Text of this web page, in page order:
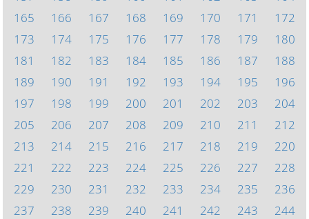
165
166 167 168 169 170 171
172
173
174 175 176 177 178 179
180
181
182 183 184 185 186 187
188
189
190 191 192 193 194 195
196
197
198 199 200 201 202 203
204
205
206 207 208 209 210 211
212
213
214 215 216 217 218 219
220
221
222 223 224 225 226 227
228
229
230 231 232 233 234 235
236
237
238 239 240 241 242 243
244